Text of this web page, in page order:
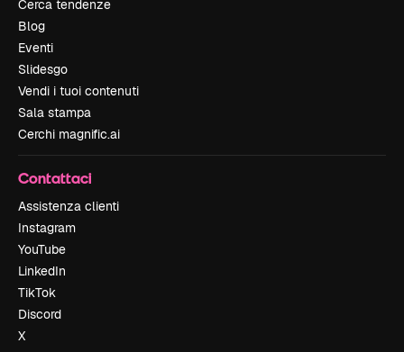
Cerca tendenze
Blog
Eventi
Slidesgo
Vendi i tuoi contenuti
Sala stampa
Cerchi magnific.ai
Contattaci
Assistenza clienti
Instagram
YouTube
LinkedIn
TikTok
Discord
X